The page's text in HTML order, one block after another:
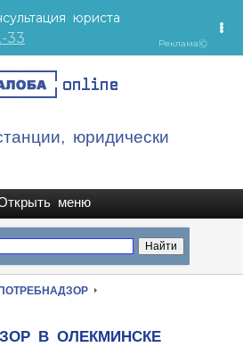
юридически
В ОЛЕКМИНСКЕ